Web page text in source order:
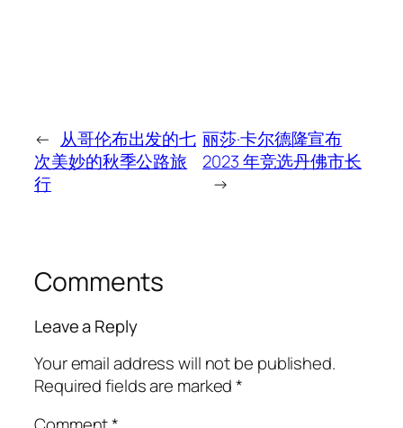
← 从哥伦布出发的七
次美妙的秋季公路旅
行
丽莎·卡尔德隆宣布
2023 年竞选丹佛市长
→
Comments
Leave a Reply
Your email address will not be published.
Required fields are marked*